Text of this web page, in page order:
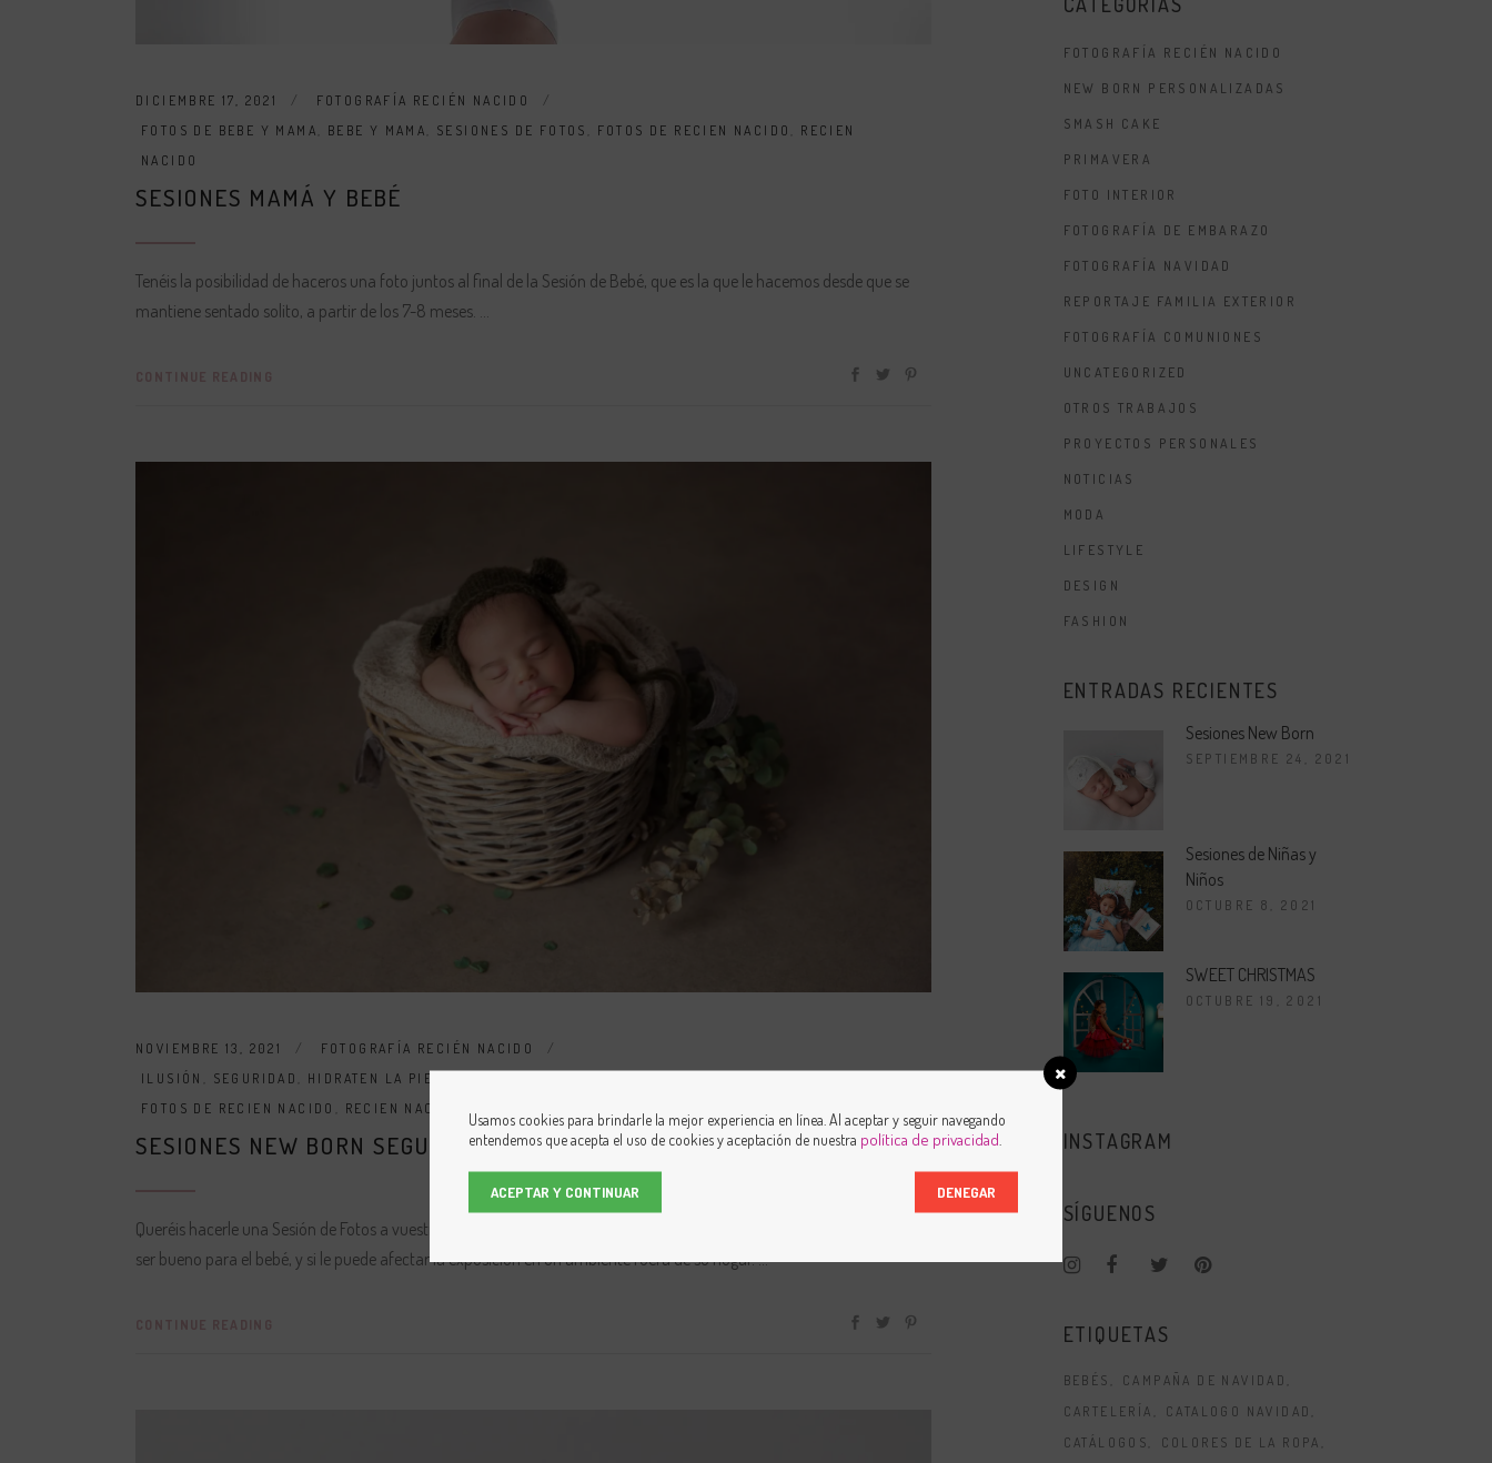
DICIEMBRE 17, 2021
FOTOGRAFÍA RECIÉN NACIDO
FOTOS DE BEBE Y MAMA
BEBE Y MAMA SESIONES DE FOTOS FOTOS DE RECIEN NACIDO
RECIEN
NACIDO
SESIONES MAMÁ Y BEBÉ
Tenéis la posibilidad de haceros una foto juntos al final de la Sesión de Bebé, que es la que le hacemos desde que se
mantiene sentado solito, a partir de los 7-8 meses.
CONTINUE READING
NOVIEMBRE 13, 2021
FOTOGRAFÍA RECIÉN NACIDO
ILUSIÓN
SEGURIDAD HIDRATEN LA PIEL DEL ROSTRO
FOTOS DE RECIEN NACIDO
RECIEN NACIDO
SESIONES NEW BORN SEGURAS Y COMO EN CASA
Queréis hacerle una Sesión de Fotos a vuestro Recién Nacido, y os invaden las dudas acerca de su seguridad, si va a
ser bueno para el bebé, y si le puede afectar la exposición en un ambiente fuera de su hogar.
CONTINUE READING
FOTOGRAFÍA RECIÉN NACIDO
NEW BORN PERSONALIZADAS
SMASH CAKE
PRIMAVERA
FOTO INTERIOR
FOTOGRAFÍA DE EMBARAZO
FOTOGRAFÍA NAVIDAD
REPORTAJE FAMILIA EXTERIOR
FOTOGRAFÍA COMUNIONES
UNCATEGORIZED
OTROS TRABAJOS
PROYECTOS PERSONALES
NOTICIAS
MODA
LIFESTYLE
DESIGN
FASHION
ENTRADAS RECIENTES
Sesiones New Born
SEPTIEMBRE 24, 2021
Sesiones de Niñas y
Niños
OCTUBRE 8, 2021
SWEET CHRISTMAS
OCTUBRE 19, 2021
INSTAGRAM
SÍGUENOS
ETIQUETAS
BEBÉS
CAMPAÑA DE NAVIDAD
CARTELERÍA
CATALOGO NAVIDAD
CATÁLOGOS
COLORES DE LA ROPA
Usamos cookies para brindarle la mejor experiencia en línea. Al aceptar y seguir navegando
entendemos que acepta el uso de cookies y aceptación de nuestra política de privacidad
ACEPTAR Y CONTINUAR DENEGAR